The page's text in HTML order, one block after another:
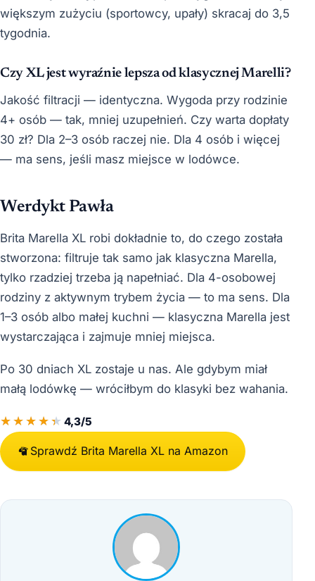
większym zużyciu (sportowcy, upały) skracaj do 3,5
tygodnia.
Czy XL jest wyraźnie lepsza od klasycznej Marelli?
Jakość filtracji — identyczna. Wygoda przy rodzinie
4+ osób — tak, mniej uzupełnień. Czy warta dopłaty
30 zł? Dla 2–3 osób raczej nie. Dla 4 osób i więcej
— ma sens, jeśli masz miejsce w lodówce.
Werdykt Pawła
Brita Marella XL robi dokładnie to, do czego została
stworzona: filtruje tak samo jak klasyczna Marella,
tylko rzadziej trzeba ją napełniać. Dla 4-osobowej
rodziny z aktywnym trybem życia — to ma sens. Dla
1–3 osób albo małej kuchni — klasyczna Marella jest
wystarczająca i zajmuje mniej miejsca.
Po 30 dniach XL zostaje u nas. Ale gdybym miał
małą lodówkę — wróciłbym do klasyki bez wahania.
4,3/5
Sprawdź Brita Marella XL na Amazon